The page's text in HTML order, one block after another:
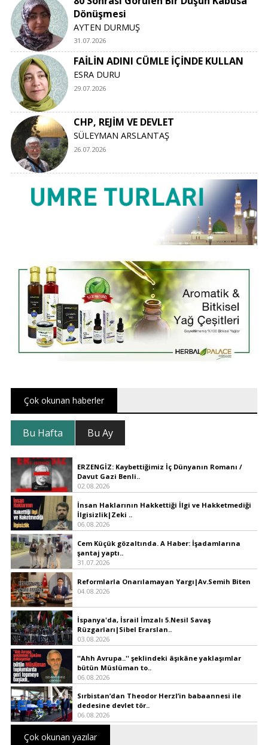
Dönüşmesi
AYTEN DURMUŞ
31.07.2026
FAİLİN ADINI CÜMLE İÇİNDE KULLAN
ESRA DURU
29.07.2026
CHP, REJİM VE DEVLET
SÜLEYMAN ARSLANTAŞ
26.07.2026
Çok okunan haberler
Bu Hafta Bu Ay
ERZENGİZ: Kaybettiğimiz İç Dünyanın Romanı /
Davut Gazi Benli..
02.08.2026
İnsan Haklarının Hakkettiği İlgi ve Hakketmediği
İlgisizlik|Zeki ..
06.08.2026
Cem Küçük gözaltında. A Haber: İşadamlarına
şantaj yaptı..
31.07.2026
Reformlarla Onarılamayan Yargı|Av.Semih Biten
04.08.2026
İspanya'da, İsrail İmzalı 5.Nesil Savaş
Rüzgarları|Sibel Erarslan..
03.08.2026
''Ahh Avrupa..'' şeklindeki âşıkâne yaklaşımlar
bütün Müslüman to..
06.08.2026
Sırbistan’dan Theodor Herzl’in babaannesi ile
dedesine devlet tör..
06.08.2026
Çok okunan yazılar